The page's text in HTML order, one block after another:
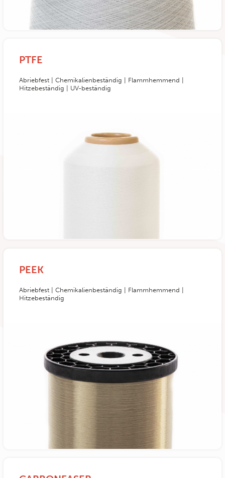
PTFE
Abriebfest | Chemikalienbeständig | Flammhemmend |
Hitzebeständig | UV-beständig
PEEK
Abriebfest | Chemikalienbeständig | Flammhemmend |
Hitzebeständig